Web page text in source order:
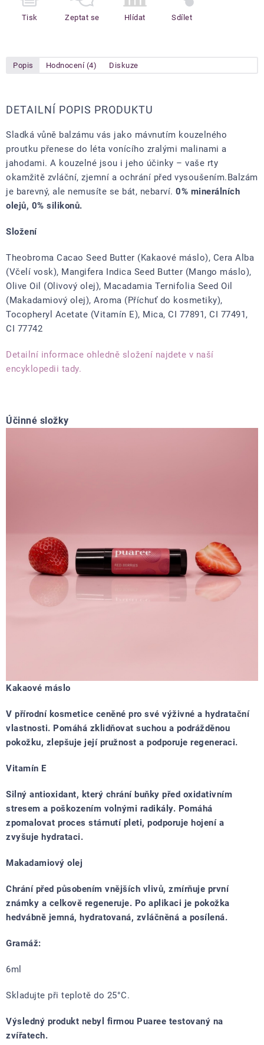
Tisk Zeptat se Hlídat Sdílet
Popis Hodnocení (4) Diskuze
DETAILNÍ POPIS PRODUKTU
Sladká vůně balzámu vás jako mávnutím kouzelného
proutku přenese do léta vonícího zralými malinami a
jahodami. A kouzelné jsou i jeho účinky – vaše rty
okamžitě zvláční, zjemní a ochrání před vysoušením.Balzám
je barevný, ale nemusíte se bát, nebarví. 0% minerálních
olejů, 0% silikonů.
Složení
Theobroma Cacao Seed Butter (Kakaové máslo), Cera Alba
(Včelí vosk), Mangifera Indica Seed Butter (Mango máslo),
Olive Oil (Olivový olej), Macadamia Ternifolia Seed Oil
(Makadamiový olej), Aroma (Příchuť do kosmetiky),
Tocopheryl Acetate (Vitamín E), Mica, CI 77891, CI 77491,
CI 77742
Detailní informace ohledně složení najdete v naší
encyklopedii tady.
Účinné složky
Kakaové máslo
V přírodní kosmetice ceněné pro své výživné a hydratační
vlastnosti. Pomáhá zklidňovat suchou a podrážděnou
pokožku, zlepšuje její pružnost a podporuje regeneraci.
Vitamín E
Silný antioxidant, který chrání buňky před oxidativním
stresem a poškozením volnými radikály. Pomáhá
zpomalovat proces stárnutí pleti, podporuje hojení a
zvyšuje hydrataci.
Makadamiový olej
Chrání před působením vnějších vlivů, zmírňuje první
známky a celkově regeneruje. Po aplikaci je pokožka
hedvábně jemná, hydratovaná, zvláčněná a posílená.
Gramáž:
6ml
Skladujte při teplotě do 25°C.
Výsledný produkt nebyl firmou Puaree testovaný na
zvířatech.